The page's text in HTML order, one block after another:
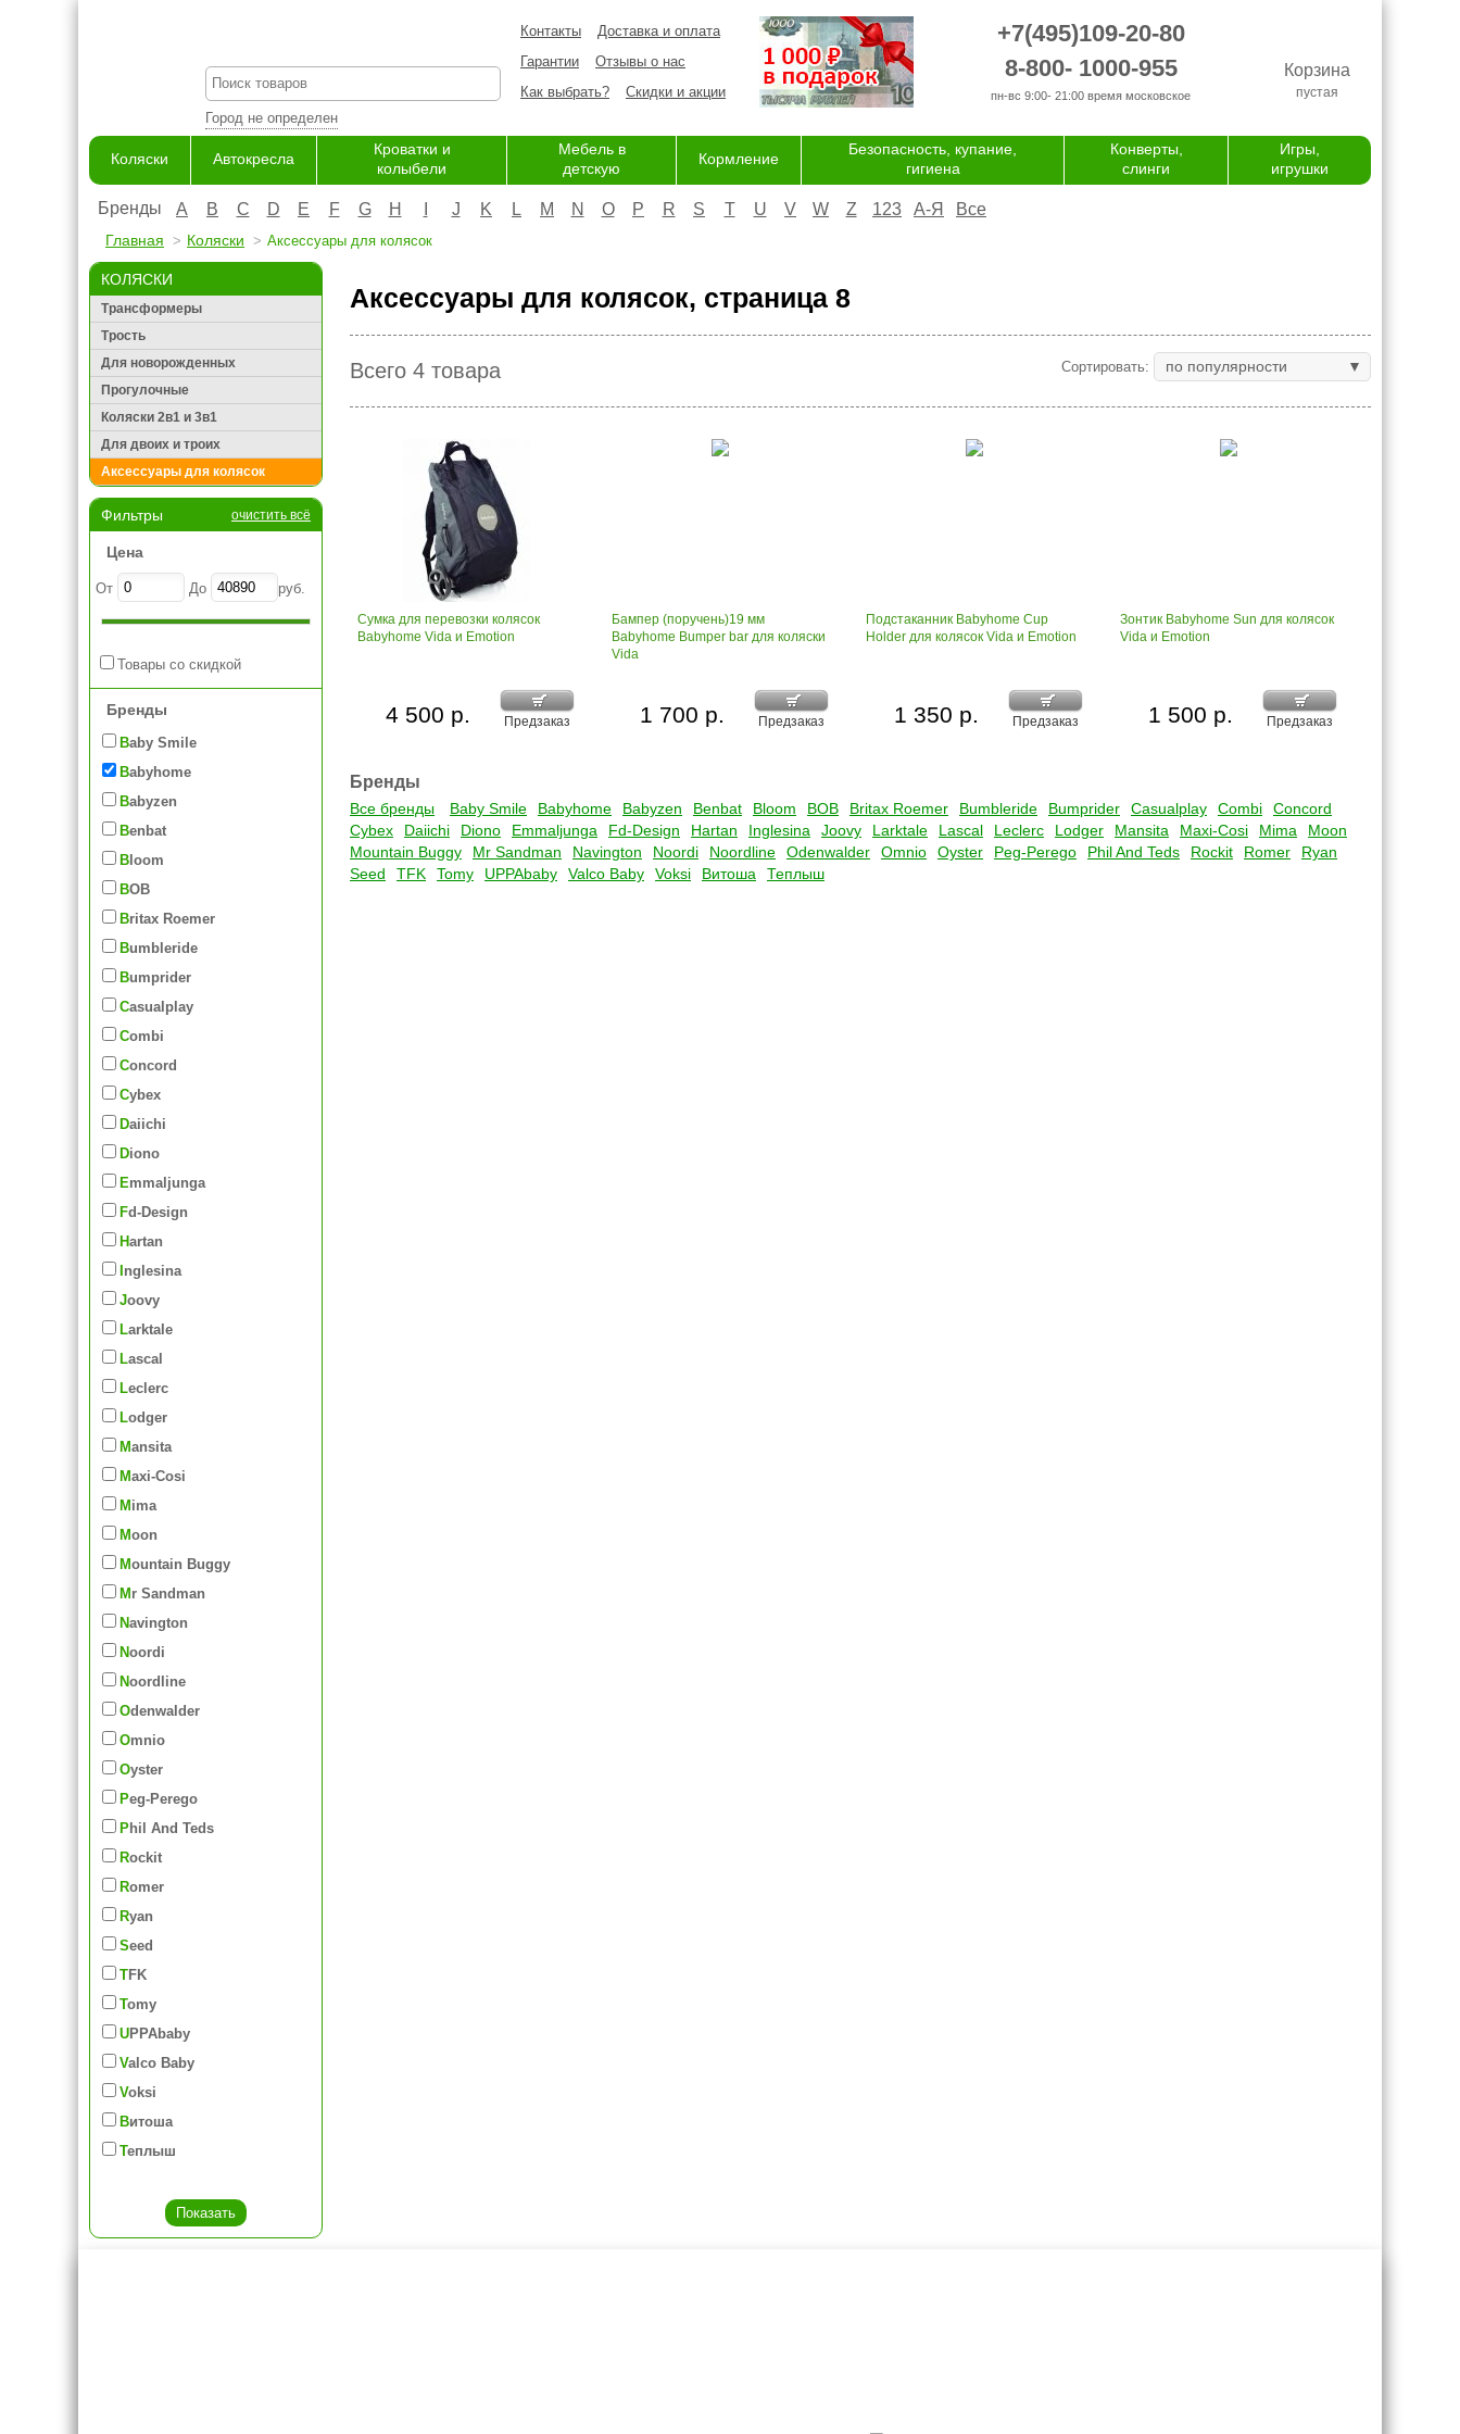
Город не определен
Контакты
Доставка и оплата
Гарантии
Отзывы о нас
Как выбрать?
Скидки и акции
+7(495)109-20-80
8-800- 1000-955
пн-вс 9:00- 21:00 время московское
Корзина
пустая
Коляски Автокресла
Кроватки и
колыбели
Мебель в
детскую
Кормление
Безопасность, купание,
гигиена
Конверты,
слинги
Игры,
игрушки
Бренды A B C D E F G H J K L M N O P R S T U V W Z 123 А-Я Все
Главная Коляски Аксессуары для колясок
КОЛЯСКИ
Трансформеры
Трость
Для новорожденных
Прогулочные
Коляски 2в1 и 3в1
Для двоих и троих
Аксессуары для колясок
Фильтры очистить всё
Цена
От До руб.
Товары со скидкой
Бренды
Baby Smile
Babyhome
Babyzen
Benbat
Bloom
BOB
Britax Roemer
Bumbleride
Bumprider
Casualplay
Combi
Concord
Cybex
Daiichi
Diono
Emmaljunga
Fd-Design
Hartan
Inglesina
Joovy
Larktale
Lascal
Leclerc
Lodger
Mansita
Maxi-Cosi
Mima
Moon
Mountain Buggy
Mr Sandman
Navington
Noordi
Noordline
Odenwalder
Omnio
Oyster
Peg-Perego
Phil And Teds
Rockit
Romer
Ryan
Seed
TFK
Tomy
UPPAbaby
Valco Baby
Voksi
Витоша
Теплыш
Аксессуары для колясок, страница 8
Всего 4 товара Сортировать: по популярности
Сумка для перевозки колясок
Babyhome Vida и Emotion
Предзаказ
4 500 р.
Бампер (поручень)19 мм
Babyhome Bumper bar для коляски
Vida
Предзаказ
1 700 р.
Подстаканник Babyhome Cup
Holder для колясок Vida и Emotion
Предзаказ
1 350 р.
Зонтик Babyhome Sun для колясок
Vida и Emotion
Предзаказ
1 500 р.
Бренды
Все бренды Baby Smile Babyhome Babyzen Benbat Bloom BOB Britax Roemer Bumbleride Bumprider Casualplay Combi
Concord
Cybex
Daiichi Diono Emmaljunga Fd-Design Hartan Inglesina Joovy Larktale Lascal Leclerc Lodger Mansita Maxi-Cosi Mima
Moon
Mountain Buggy
Mr Sandman Navington Noordi Noordline Odenwalder Omnio Oyster Peg-Perego Phil And Teds Rockit Romer
Ryan
Seed
TFK Tomy UPPAbaby Valco Baby Voksi Витоша Теплыш